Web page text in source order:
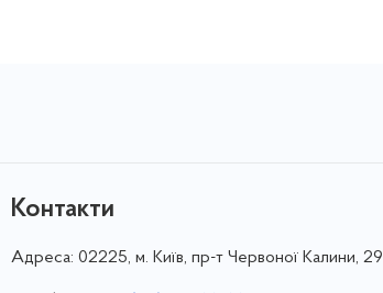
Контакти
Адреса: 02225, м. Київ, пр-т Червоної Калини, 29